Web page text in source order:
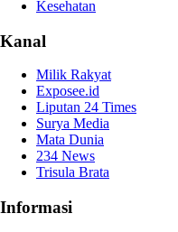
Kesehatan
Kanal
Milik Rakyat
Exposee.id
Liputan 24 Times
Surya Media
Mata Dunia
234 News
Trisula Brata
Informasi